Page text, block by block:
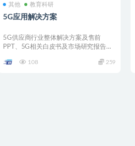
其他 教育科研
5G应用解决方案
5G供应商行业整体解决方案及售前
PPT、5G相关白皮书及市场研究报告、
108
259